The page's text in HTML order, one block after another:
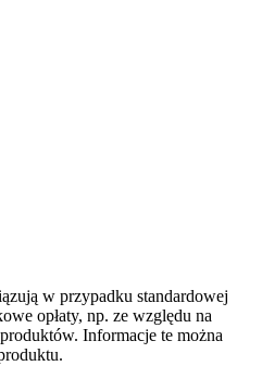
w przypadku standardowej
opłaty, np. ze względu na
Informacje te można